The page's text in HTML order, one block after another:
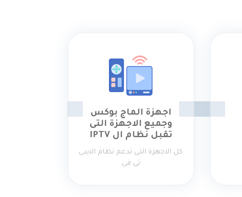
اجهزة الماج بوكس
وجميع الاجهزة التى
تقبل نظام ال IPTV
كل الاجهزة التى تدعم نظام الايبى
تى فى